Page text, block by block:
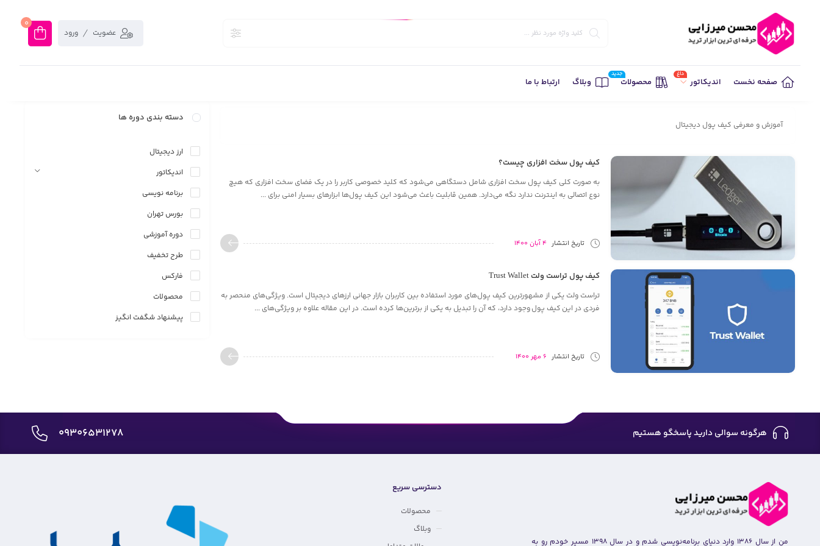
عضویت ورود
0
صفحه نخست اندیکاتور
داغ
محصولات
جدید
وبلاگ ارتباط با ما
آموزش و معرفی کیف پول دیجیتال
کیف پول سخت افزاری چیست؟
به صورت کلی کیف پول سخت‌ افزاری شامل دستگاهی می‌شود که کلید خصوصی کاربر را در یک فضای سخت‌ افزاری که هیچ
نوع اتصالی به اینترنت ندارد نگه می‌دارد. همین قابلیت باعث می‌شود این کیف پول‌ها ابزارهای بسیار امنی برای ...
تاریخ انتشار 4 آبان 1400
کیف پول تراست ولت Trust Wallet
تراست ولت یکی از مشهورترین کیف پول‌های مورد استفاده بین کاربران بازار جهانی ارزهای دیجیتال است. ویژگی‌های منحصر به
فردی در این کیف پول وجود دارد، که آن را تبدیل به یکی از برترین‌ها کرده است. در این مقاله علاوه بر ویژگی‌های ...
تاریخ انتشار 6 مهر 1400
دسته بندی دوره ها
ارز دیجیتال
اندیکاتور
برنامه نویسی
بورس تهران
دوره آموزشی
طرح تخفیف
فارکس
محصولات
پیشنهاد شگفت انگیز
هرگونه سوالی دارید پاسخگو هستیم 09306531278
من از سال ۱۳۸۶ وارد دنیای برنامه‌نویسی شدم و در سال ۱۳۹۸ مسیر خودم رو به
دسترسی سریع
محصولات
وبلاگ